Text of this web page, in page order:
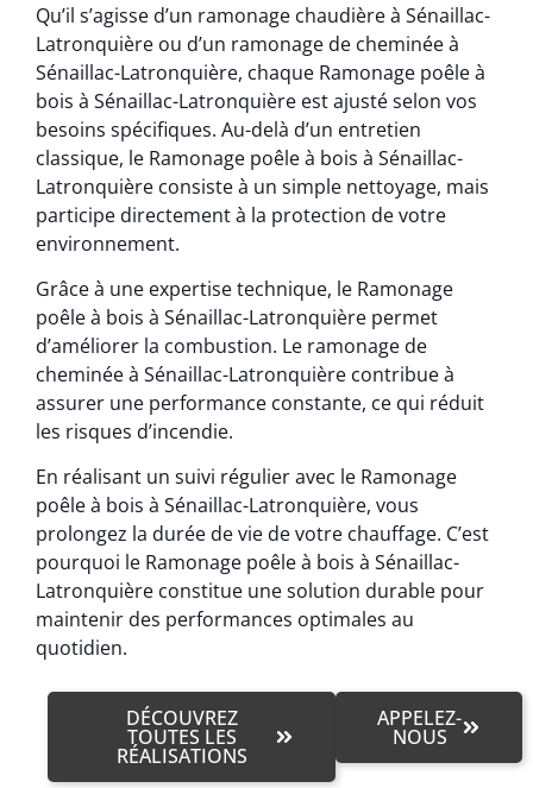
Qu’il s’agisse d’un ramonage chaudière à Sénaillac-
Latronquière ou d’un ramonage de cheminée à
Sénaillac-Latronquière, chaque Ramonage poêle à
bois à Sénaillac-Latronquière est ajusté selon vos
besoins spécifiques. Au-delà d’un entretien
classique, le Ramonage poêle à bois à Sénaillac-
Latronquière consiste à un simple nettoyage, mais
participe directement à la protection de votre
environnement.
Grâce à une expertise technique, le Ramonage
poêle à bois à Sénaillac-Latronquière permet
d’améliorer la combustion. Le ramonage de
cheminée à Sénaillac-Latronquière contribue à
assurer une performance constante, ce qui réduit
les risques d’incendie.
En réalisant un suivi régulier avec le Ramonage
poêle à bois à Sénaillac-Latronquière, vous
prolongez la durée de vie de votre chauffage. C’est
pourquoi le Ramonage poêle à bois à Sénaillac-
Latronquière constitue une solution durable pour
maintenir des performances optimales au
quotidien.
DÉCOUVREZ
TOUTES LES
RÉALISATIONS
APPELEZ-
NOUS